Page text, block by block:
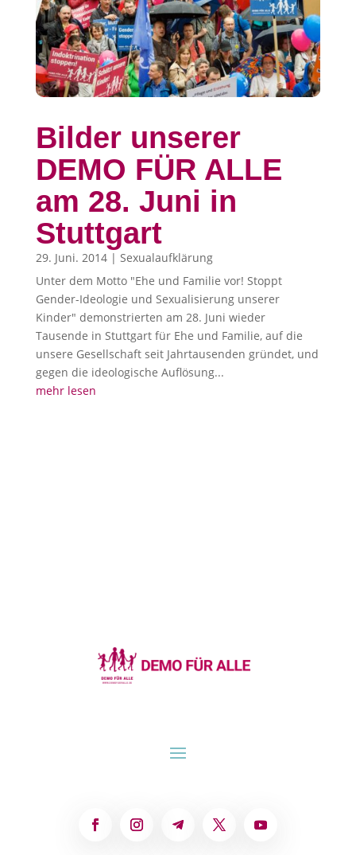
Bilder unserer
DEMO FÜR ALLE
am 28. Juni in
Stuttgart
29. Juni. 2014| Sexualaufklärung
Unter dem Motto "Ehe und Familie vor! Stoppt
Gender-Ideologie und Sexualisierung unserer
Kinder" demonstrierten am 28. Juni wieder
Tausende in Stuttgart für Ehe und Familie, auf die
unsere Gesellschaft seit Jahrtausenden gründet, und
gegen die ideologische Auflösung...
mehr lesen